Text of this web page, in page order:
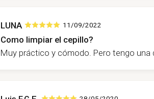
LUNA 11/09/2022
Como limpiar el cepillo?
Muy práctico y cómodo. Pero tengo una